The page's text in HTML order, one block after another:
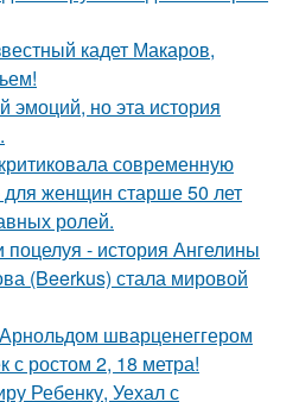
кадет Макаров,
эмоций, но эта история
современную
для женщин старше 50 лет
ролей.
- история Ангелины
(Beerkus) стала мировой
шварценеггером
с ростом 2, 18 метра!
Ребенку, Уехал с